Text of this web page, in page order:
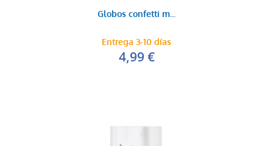
Globos confetti m...
Entrega 3-10 días
4,99 €